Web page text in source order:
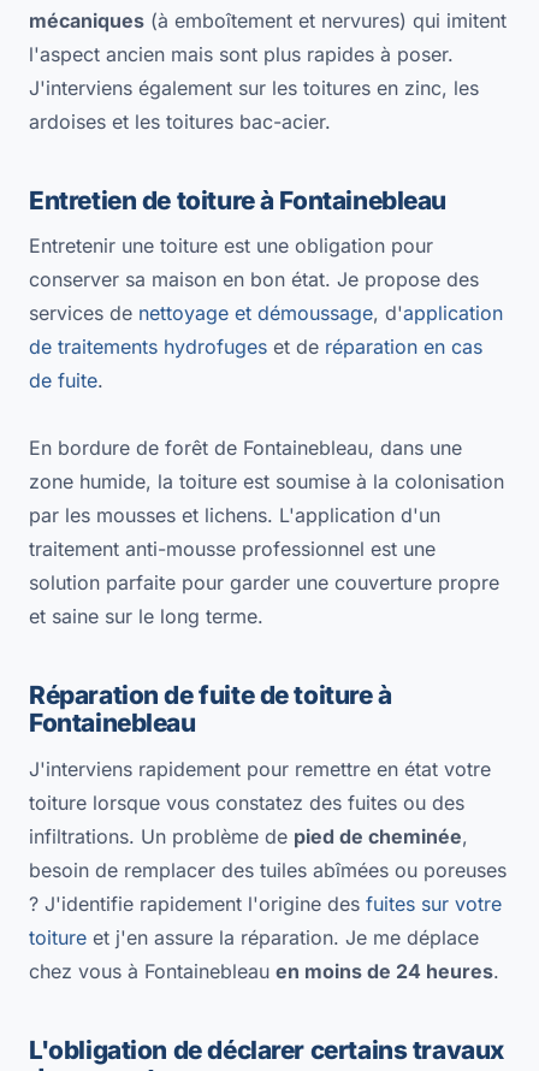
mécaniques (à emboîtement et nervures) qui imitent
l'aspect ancien mais sont plus rapides à poser.
J'interviens également sur les toitures en zinc, les
ardoises et les toitures bac-acier.
Entretien de toiture à Fontainebleau
Entretenir une toiture est une obligation pour
conserver sa maison en bon état. Je propose des
services de nettoyage et démoussage, d'application
de traitements hydrofuges et de réparation en cas
de fuite.
En bordure de forêt de Fontainebleau, dans une
zone humide, la toiture est soumise à la colonisation
par les mousses et lichens. L'application d'un
traitement anti-mousse professionnel est une
solution parfaite pour garder une couverture propre
et saine sur le long terme.
Réparation de fuite de toiture à
Fontainebleau
J'interviens rapidement pour remettre en état votre
toiture lorsque vous constatez des fuites ou des
infiltrations. Un problème de pied de cheminée,
besoin de remplacer des tuiles abîmées ou poreuses
? J'identifie rapidement l'origine des fuites sur votre
toiture et j'en assure la réparation. Je me déplace
chez vous à Fontainebleau en moins de 24 heures.
L'obligation de déclarer certains travaux